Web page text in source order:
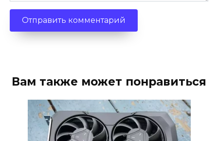
Вам также может понравиться